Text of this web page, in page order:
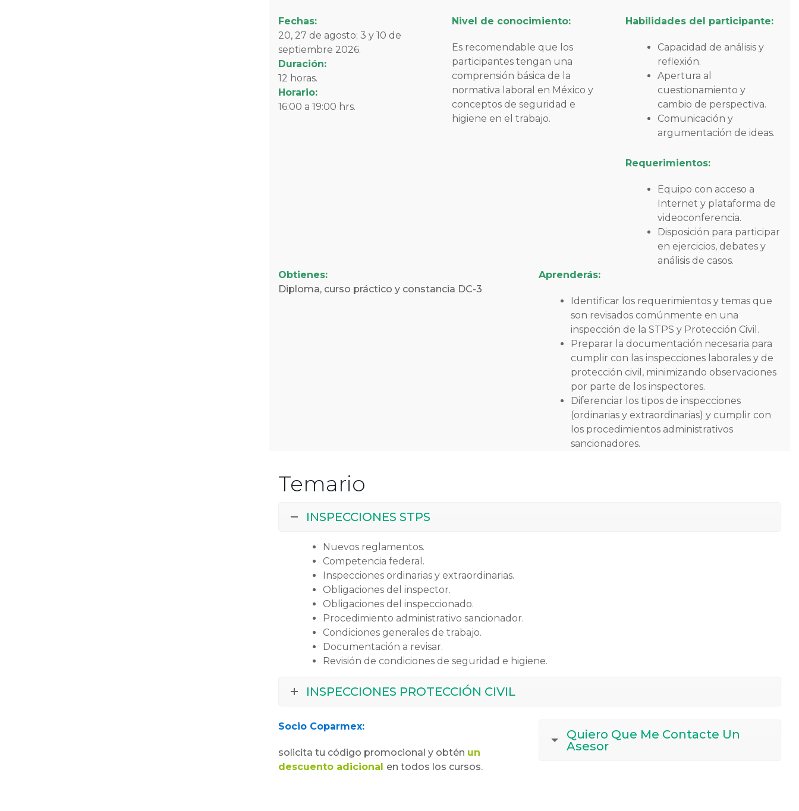
Fechas:
20, 27 de agosto; 3 y 10 de
septiembre 2026.
Duración:
12 horas.
Horario:
16:00 a 19:00 hrs.
Nivel de conocimiento:
Es recomendable que los
participantes tengan una
comprensión básica de la
normativa laboral en México y
conceptos de seguridad e
higiene en el trabajo.
Habilidades del participante:
Capacidad de análisis y
reflexión.
Apertura al
cuestionamiento y
cambio de perspectiva.
Comunicación y
argumentación de ideas.
Requerimientos:
Equipo con acceso a
Internet y plataforma de
videoconferencia.
Disposición para participar
en ejercicios, debates y
análisis de casos.
Obtienes:
Diploma, curso práctico y constancia DC-3
Aprenderás:
Identificar los requerimientos y temas que
son revisados comúnmente en una
inspección de la STPS y Protección Civil.
Preparar la documentación necesaria para
cumplir con las inspecciones laborales y de
protección civil, minimizando observaciones
por parte de los inspectores.
Diferenciar los tipos de inspecciones
(ordinarias y extraordinarias) y cumplir con
los procedimientos administrativos
sancionadores.
Temario
INSPECCIONES STPS
Nuevos reglamentos.
Competencia federal.
Inspecciones ordinarias y extraordinarias.
Obligaciones del inspector.
Obligaciones del inspeccionado.
Procedimiento administrativo sancionador.
Condiciones generales de trabajo.
Documentación a revisar.
Revisión de condiciones de seguridad e higiene.
INSPECCIONES PROTECCIÓN CIVIL
Socio Coparmex:
solicita tu código promocional y obtén un
descuento adicional en todos los cursos.
Quiero Que Me Contacte Un
Asesor